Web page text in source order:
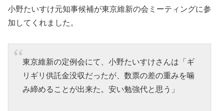
小野たいすけ元知事候補が東京維新の会ミーティングに参
加してくれました。
東京維新の定例会にて、小野たいすけさんは「ギ
リギリ供託金没収だったが、数票の差の重みを噛
み締めることが出来た。安い勉強代と思う」